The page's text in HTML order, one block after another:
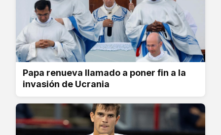
Papa renueva llamado a poner fin a la
invasión de Ucrania